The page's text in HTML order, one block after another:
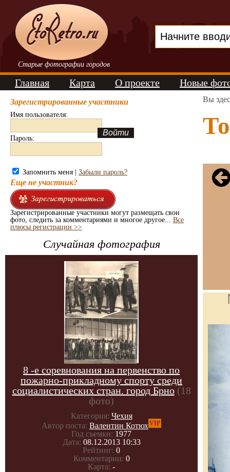
Старые фотографии городов
Главная Карта О проекте Новые
Зарегистрированные участники
Имя пользователя:
Пароль:
Запомнить меня | Забыли пароль?
Еще не участник?
Зарегистрированные участники могут размещать свои
фото, следить за комментариями и многое другое... Все
плюсы регистрации >>
Случайная фотография
8 -е соревнования на первенство по
пожарно-прикладному спорту среди
социалистических стран. город Брно (18
фото)
Категория: Чехия
Автор поста: Валентин КотюхVIP
Год съемки: 1977
Дата: 08.12.2013 10:33
Рейтинг: 0
Комментарии: 0
Карта: -
Вы